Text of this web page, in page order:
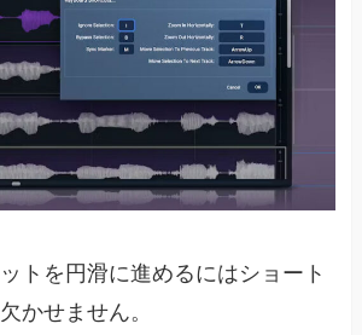
トを円滑に進めるにはショート
かせません。